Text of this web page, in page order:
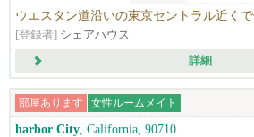
ウエスタン道沿いの東京セントラル近く
[登録者] シェアハウス
詳細
部屋あります 女性ルームメイト
harbor City , California, 90710